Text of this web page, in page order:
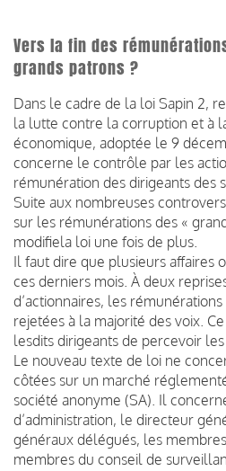
Vers la fin des
grands patrons ?
Dans le cadre de la loi Sapin 2,
la lutte contre la corruption et à
économique, adoptée le 9
concerne le contrôle par les
rémunération des dirigeants des
Suite aux nombreuses
sur les rémunérations des «
modifiela loi une fois de plus.
Il faut dire que plusieurs affaires
ces derniers mois. À deux
d’actionnaires, les
rejetées à la majorité des voix.
lesdits dirigeants de percevoir
Le nouveau texte de loi ne
côtées sur un marché
société anonyme (SA). Il
d’administration, le directeur
généraux délégués, les
membres du conseil de